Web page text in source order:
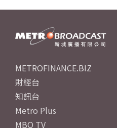
METROFINANCE.BIZ
財經台
知訊台
Metro Plus
MBO TV